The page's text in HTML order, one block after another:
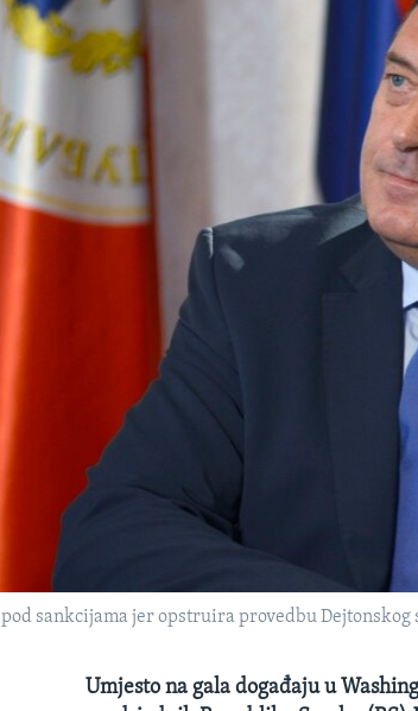
sankcijama jer opstruira provedbu Dejtonskog
Umjesto na gala događaju u